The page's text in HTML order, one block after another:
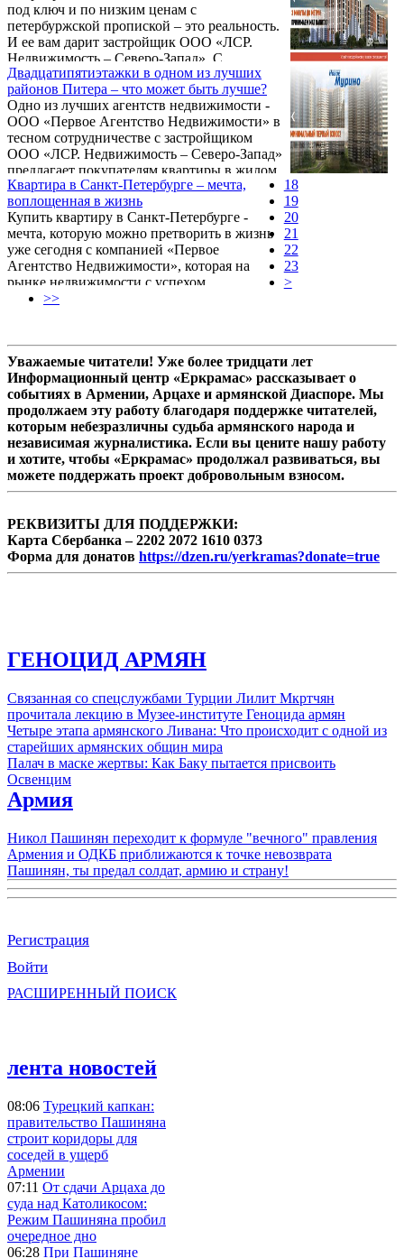
окончании строительства стоимость будет
выше, жилой комплекс калина парк 2
возводит компания – автор и реализатор
множества отличных проектов города -
ООО «ЛСР. Недвижимость – Северо-
Запад». С компанией тесно ...
под ключ и по низким ценам с
петербуржской пропиской – это реальность.
И ее вам дарит застройщик ООО «ЛСР.
Недвижимость – Северо-Запад». С
компанией сотрудничает авторитетное
агентство недвижимости - «Первое
Агентство Недвижимости», пятый год с
успехом работающее на этом рынке.
Скажем сразу, жилой комплекс новая охта,
располагается в совхозе «Ручьи», рядом с
Кольцевой автодорогой, этим и объясняется
достаточно низкая цена.
Двадцатипятиэтажки в одном из лучших
районов Питера – что может быть лучше?
Одно из лучших агентств недвижимости -
ООО «Первое Агентство Недвижимости» в
тесном сотрудничестве с застройщиком
ООО «ЛСР. Недвижимость – Северо-Запад»
предлагает покупателям квартиры в жилом
комплексе «Квартет». Обращаем ваше
внимание на то, что строительство ведется
в одном из престижных районов Санкт-
Петербурга – Московском. Несмотря на
элитность расположения жк квартет
купчино, квартиры реализуются по ценам
от застройщика, поэтому скажем сразу - это
самая оптимальная цена. Дороже найдете,
Квартира в Санкт-Петербурге – мечта,
воплощенная в жизнь
Купить квартиру в Санкт-Петербурге -
мечта, которую можно претворить в жизнь
уже сегодня с компанией «Первое
Агентство Недвижимости», которая на
рынке недвижимости с успехом
функционирует пять лет. Сотрудничая с
любое жилье по средствам и пожеланиям и
по самым оптимальным ценам. К примеру,
новый жилой комплекс «Новое Мурино» во
Всеволожском районе Петербурга отвечает
всем требованиям безопасности, и строится
в районе с развитой ...
18
19
20
21
22
23
>
>>
Уважаемые читатели! Уже более тридцати лет
Информационный центр «Еркрамас» рассказывает о
событиях в Армении, Арцахе и армянской Диаспоре. Мы
продолжаем эту работу благодаря поддержке читателей,
которым небезразличны судьба армянского народа и
независимая журналистика. Если вы цените нашу работу
и хотите, чтобы «Еркрамас» продолжал развиваться, вы
можете поддержать проект добровольным взносом.
РЕКВИЗИТЫ ДЛЯ ПОДДЕРЖКИ:
Карта Сбербанка – 2202 2072 1610 0373
Форма для донатов https://dzen.ru/yerkramas?donate=true
ГЕНОЦИД АРМЯН
Связанная со спецслужбами Турции Лилит Мкртчян
прочитала лекцию в Музее-институте Геноцида армян
Четыре этапа армянского Ливана: Что происходит с одной из
старейших армянских общин мира
Палач в маске жертвы: Как Баку пытается присвоить
Освенцим
Армия
Никол Пашинян переходит к формуле "вечного" правления
Армения и ОДКБ приближаются к точке невозврата
Пашинян, ты предал солдат, армию и страну!
Регистрация
Войти
РАСШИРЕННЫЙ ПОИСК
лента новостей
08:06 Турецкий капкан:
правительство Пашиняна
строит коридоры для
соседей в ущерб
Армении
07:11 От сдачи Арцаха до
суда над Католикосом:
Режим Пашиняна пробил
очередное дно
06:28 При Пашиняне